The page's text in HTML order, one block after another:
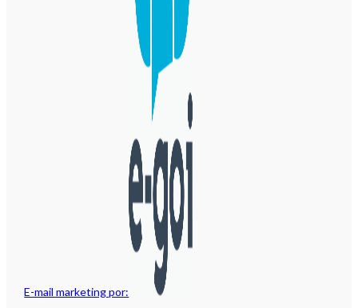
E-mail marketing por: